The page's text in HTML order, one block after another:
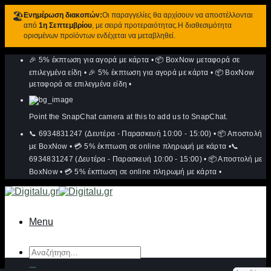
🏖️ Ενημέρωση διακοπών:Οι παραγγελίες θα αρχίσουν να αποστέλλονται
από 1η Σεπτεμβρίου, με σειρά προτεραιότητας.Η διαθεσιμότητα
ορισμένων προϊόντων ενδέχεται να μεταβληθεί.
περιεχόμενο
🎉 5% έκπτωση για αγορά με κάρτα • 📦 BoxNow μεταφορά σε
επιλεγμένα είδη • 🎉 5% έκπτωση για αγορά με κάρτα • 📦 BoxNow
μεταφορά σε επιλεγμένα είδη •
Point the SnapChat camera at this to add us to SnapChat.
📞 6934831247 (Δευτέρα - Παρασκευή 10:00 - 15:00) • 📦 Αποστολή
με BoxNow • 💳 5% έκπτωση σε online πληρωμή με κάρτα •📞
6934831247 (Δευτέρα - Παρασκευή 10:00 - 15:00) • 📦 Αποστολή με
BoxNow • 💳 5% έκπτωση σε online πληρωμή με κάρτα •
Menu
Αναζήτηση
για: